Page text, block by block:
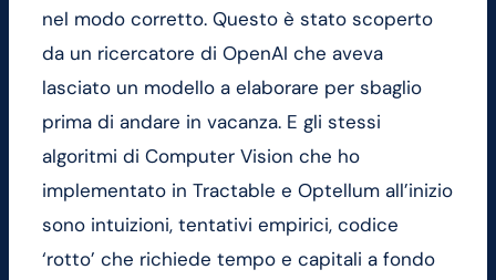
nel modo corretto. Questo è stato scoperto
da un ricercatore di OpenAI che aveva
lasciato un modello a elaborare per sbaglio
prima di andare in vacanza. E gli stessi
algoritmi di Computer Vision che ho
implementato in Tractable e Optellum all’inizio
sono intuizioni, tentativi empirici, codice
‘rotto’ che richiede tempo e capitali a fondo